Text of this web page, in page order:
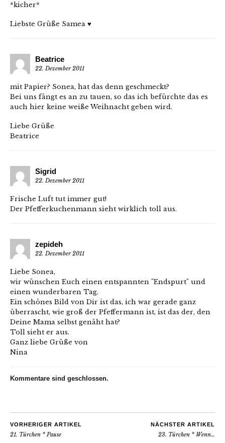
*kicher*
Liebste Grüße Samea ♥
Beatrice
22. Dezember 2011
mit Papier? Sonea, hat das denn geschmeckt?
Bei uns fängt es an zu tauen, so das ich befürchte das es
auch hier keine weiße Weihnacht geben wird.
Liebe Grüße
Beatrice
Sigrid
22. Dezember 2011
Frische Luft tut immer gut!
Der Pfefferkuchenmann sieht wirklich toll aus.
zepideh
22. Dezember 2011
Liebe Sonea,
wir wünschen Euch einen entspannten "Endspurt" und
einen wunderbaren Tag.
Ein schönes Bild von Dir ist das, ich war gerade ganz
überrascht, wie groß der Pfeffermann ist, ist das der, den
Deine Mama selbst genäht hat?
Toll sieht er aus.
Ganz liebe Grüße von
Nina
Kommentare sind geschlossen.
VORHERIGER ARTIKEL
21. Türchen * Pause
NÄCHSTER ARTIKEL
23. Türchen * Wenn…